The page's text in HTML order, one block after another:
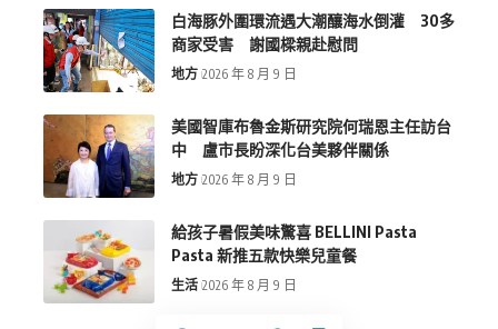
白海豚外圍環流遇大潮釀海水倒灌 30多
商家受害 謝國樑親赴慰問
地方 2026 年 8 月 9 日
美國智庫布魯金斯研究院何瑞恩主任訪台
中 盧市長盼深化台美夥伴關係
地方 2026 年 8 月 9 日
給孩子暑假美味驚喜 BELLINI Pasta
Pasta 新推五款快樂兒童餐
生活 2026 年 8 月 9 日